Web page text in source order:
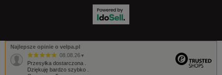
Najlepsze opinie o velpa.pl
08.08.26 ▼
Przesyłka dostarczona .
Dziękuję bardzo szybko .